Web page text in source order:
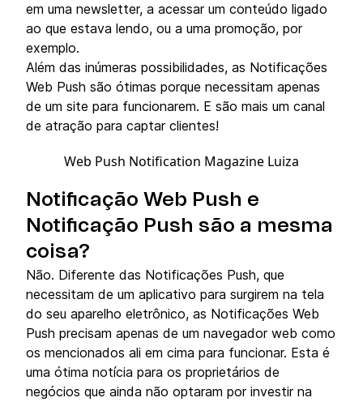
em uma newsletter, a acessar um conteúdo ligado
ao que estava lendo, ou a uma promoção, por
exemplo.
Além das inúmeras possibilidades, as Notificações
Web Push são ótimas porque necessitam apenas
de um site para funcionarem. E são mais um canal
de atração para captar clientes!
Web Push Notification Magazine Luiza
Notificação Web Push e
Notificação Push são a mesma
coisa?
Não. Diferente das Notificações Push, que
necessitam de um aplicativo para surgirem na tela
do seu aparelho eletrônico, as Notificações Web
Push precisam apenas de um navegador web como
os mencionados ali em cima para funcionar. Esta é
uma ótima notícia para os proprietários de
negócios que ainda não optaram por investir na